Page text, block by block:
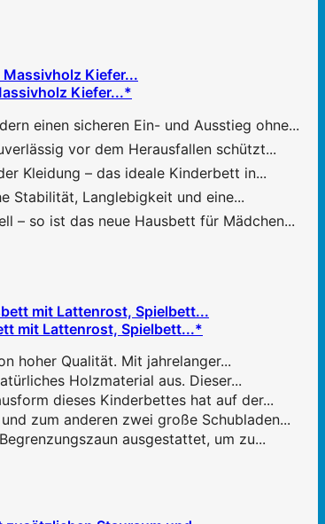
Kiefer...*
einen sicheren Ein- und Ausstieg ohne...
vor dem Herausfallen schützt...
Kleidung – das ideale Kinderbett in...
Stabilität, Langlebigkeit und eine...
– so ist das neue Hausbett für Mädchen...
mit Lattenrost, Spielbett...*
hoher Qualität. Mit jahrelanger...
Holzmaterial aus. Dieser...
dieses Kinderbettes hat auf der...
zum anderen zwei große Schubladen...
ausgestattet, um zu...